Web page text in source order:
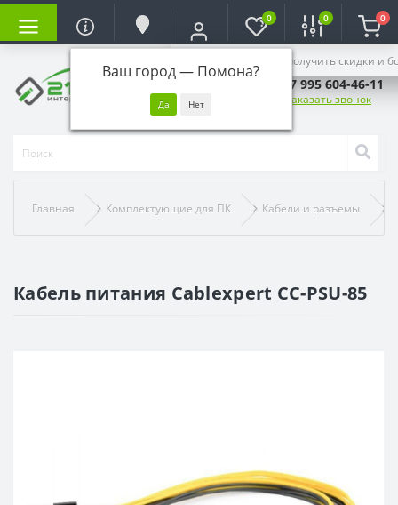
Ваш город — Помона?
Войдите, чтобы получить скидки и
0 0 0
+7 995 604-46-11
Заказать звонок
Главная Комплектующие для ПК Кабели и разъемы
Кабель питания Cablexpert CC-PSU-85